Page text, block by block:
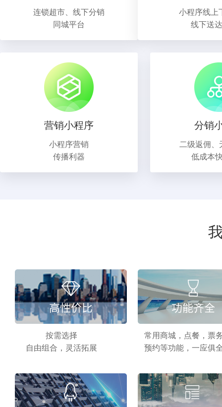
连锁超市、线下分销
同城平台
小程序线上
线下送达
营销小程序
小程序营销
传播利器
分销
二级返佣、
低成本
按需选择
自由组合，灵活拓展
常用商城，点餐，票
预约等功能，一应俱